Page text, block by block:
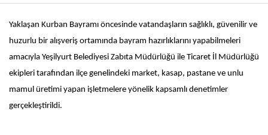
Yaklaşan Kurban Bayramı öncesinde vatandaşların sağlıklı, güvenilir ve
huzurlu bir alışveriş ortamında bayram hazırlıklarını yapabilmeleri
amacıyla Yeşilyurt Belediyesi Zabıta Müdürlüğü ile Ticaret İl Müdürlüğü
ekipleri tarafından ilçe genelindeki market, kasap, pastane ve unlu
mamul üretimi yapan işletmelere yönelik kapsamlı denetimler
gerçekleştirildi.